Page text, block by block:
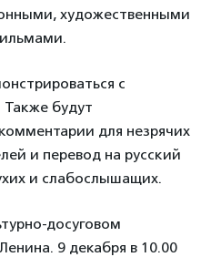
художественными
с
будут
для незрячих
и перевод на русский
и слабослышащих.
досуговом
9 декабря в 10.00